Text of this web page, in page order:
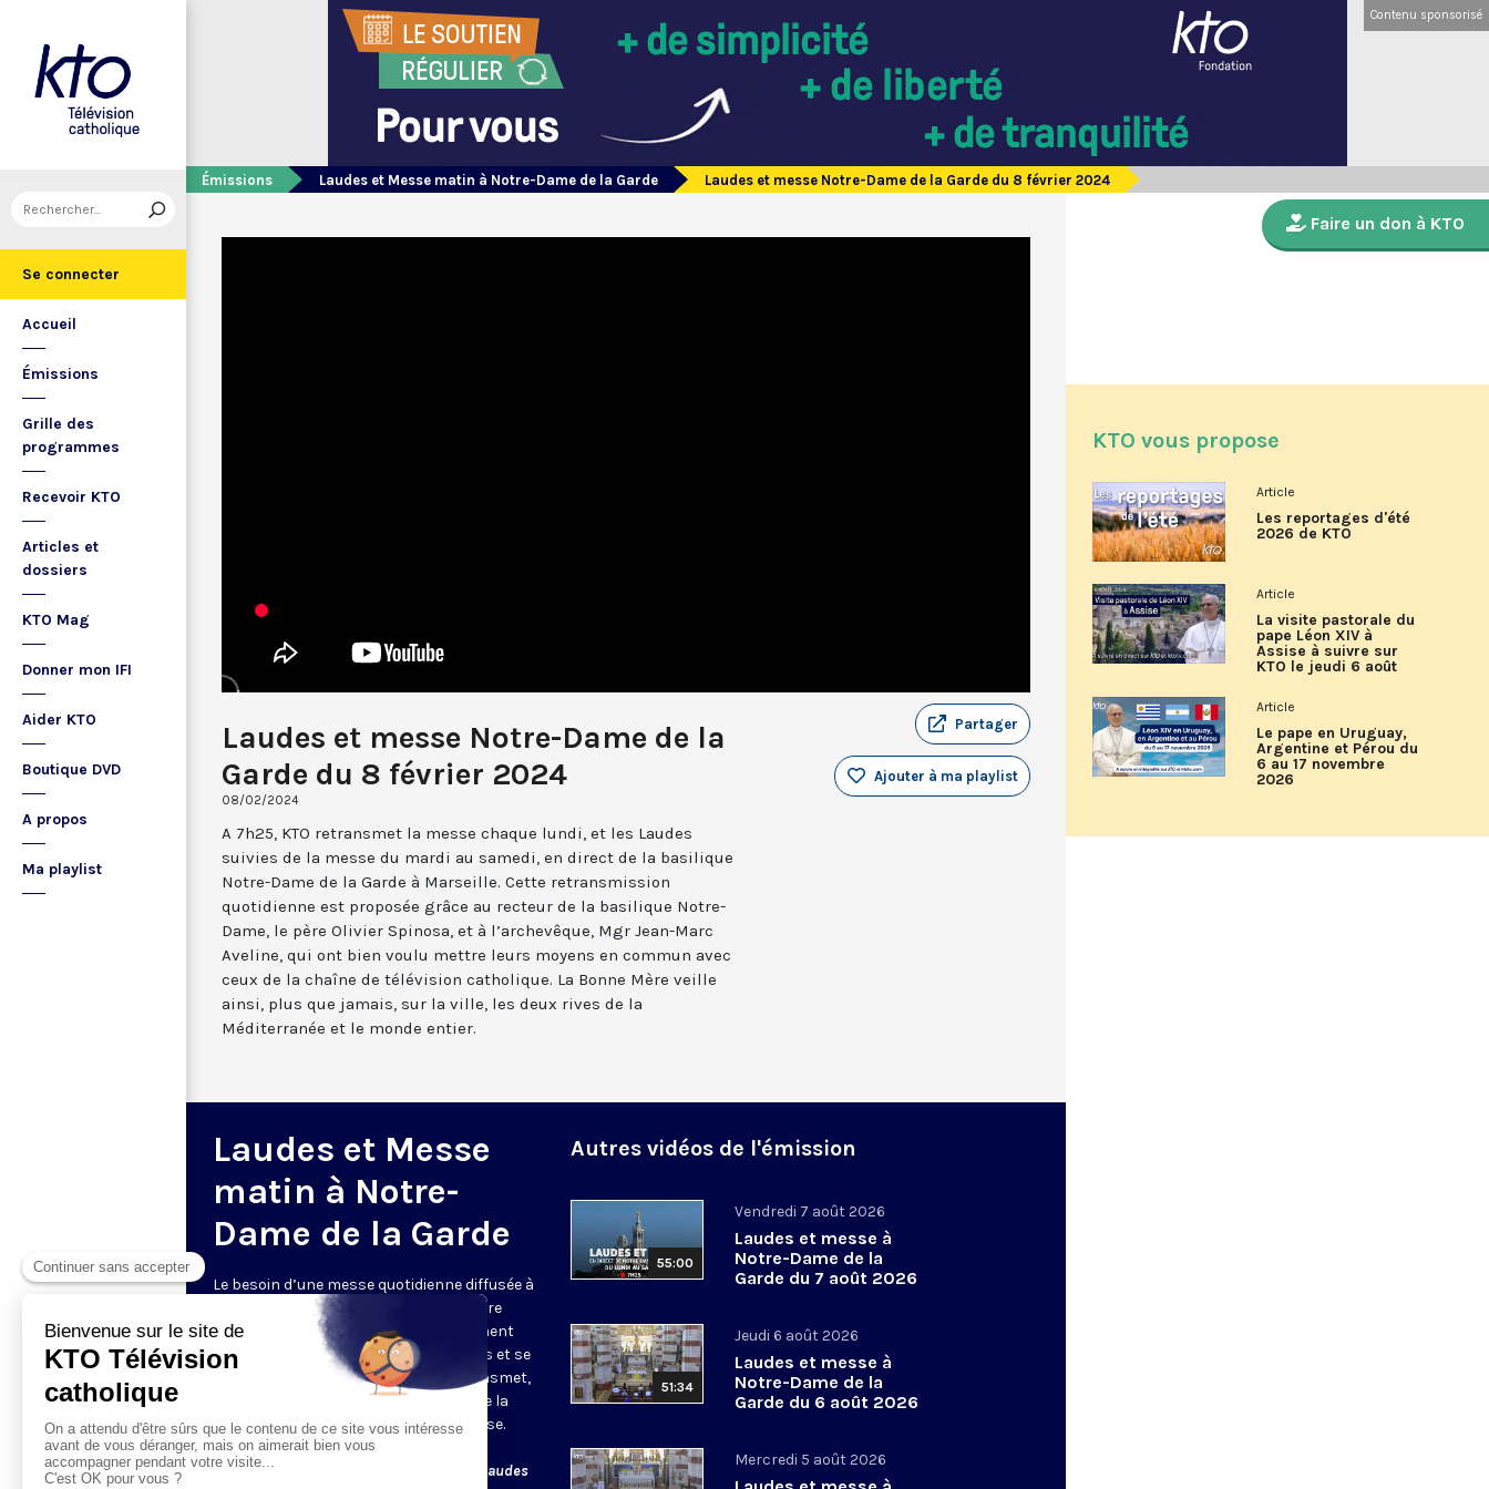
Se connecter
Accueil
Émissions
Grille des
programmes
Recevoir KTO
Articles et
dossiers
KTO Mag
Donner mon IFI
Aider KTO
Boutique DVD
A propos
Ma playlist
Contenu sponsorisé
Émissions Laudes et Messe matin à Notre-Dame de la Garde Laudes et messe Notre-Dame de la Garde du 8 février 2024
Laudes et messe Notre-Dame de la
Garde du 8 février 2024
08/02/2024
Partager
Ajouter à ma playlist
A 7h25, KTO retransmet la messe chaque lundi, et les Laudes
suivies de la messe du mardi au samedi, en direct de la basilique
Notre-Dame de la Garde à Marseille. Cette retransmission
quotidienne est proposée grâce au recteur de la basilique Notre-
Dame, le père Olivier Spinosa, et à l’archevêque, Mgr Jean-Marc
Aveline, qui ont bien voulu mettre leurs moyens en commun avec
ceux de la chaîne de télévision catholique. La Bonne Mère veille
ainsi, plus que jamais, sur la ville, les deux rives de la
Méditerranée et le monde entier.
Laudes et Messe
matin à Notre-
Dame de la Garde
Le besoin d’une messe quotidienne diffusée à
la télévision a été exprimé d’une manière
encore plus forte pendant le confinement
dans de nombreux pays francophones et se
maintient depuis la reprise. KTO retransmet,
en direct de la basilique Notre-Dame de la
Garde, à Marseille, les laudes et la messe.
Le lundi à 7h25, la messe
Du mardi au samedi à 7h25, messe avec laudes
Autres vidéos de l'émission
55:00
Vendredi 7 août 2026
Laudes et messe à
Notre-Dame de la
Garde du 7 août 2026
51:34
Jeudi 6 août 2026
Laudes et messe à
Notre-Dame de la
Garde du 6 août 2026
Mercredi 5 août 2026
Faire un don à KTO
KTO vous propose
Article
Les reportages d'été
2026 de KTO
Article
La visite pastorale du
pape Léon XIV à
Assise à suivre sur
KTO le jeudi 6 août
Article
Le pape en Uruguay,
Argentine et Pérou du
6 au 17 novembre
2026